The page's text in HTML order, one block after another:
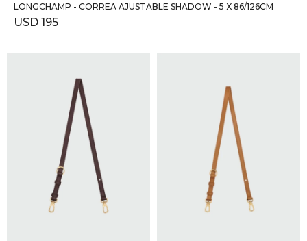
LONGCHAMP - CORREA AJUSTABLE SHADOW - 5 X 86/126CM
USD 195